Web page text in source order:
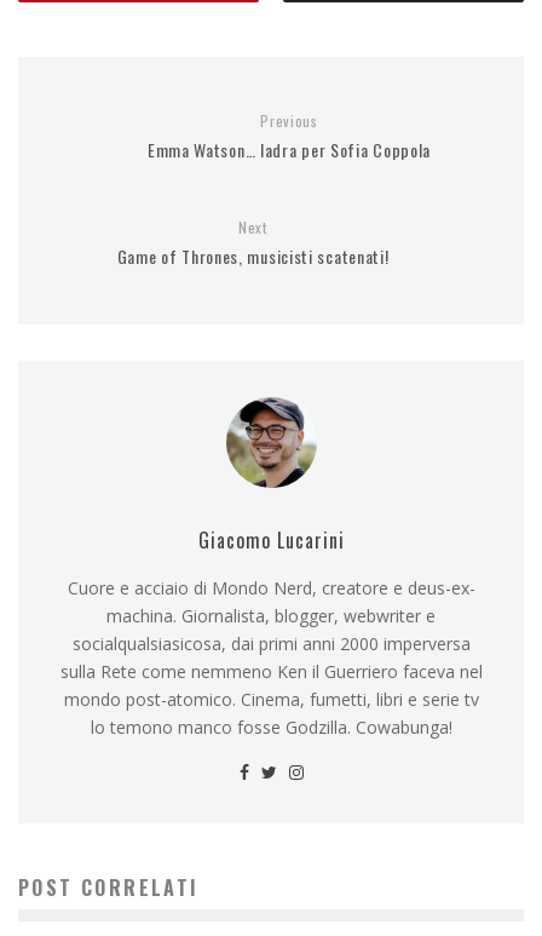
Previous
Emma Watson… ladra per Sofia Coppola
Next
Game of Thrones, musicisti scatenati!
Giacomo Lucarini
Cuore e acciaio di Mondo Nerd, creatore e deus-ex-
machina. Giornalista, blogger, webwriter e
socialqualsiasicosa, dai primi anni 2000 imperversa
sulla Rete come nemmeno Ken il Guerriero faceva nel
mondo post-atomico. Cinema, fumetti, libri e serie tv
lo temono manco fosse Godzilla. Cowabunga!
POST CORRELATI